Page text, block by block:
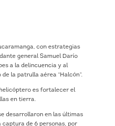
con estrategias
general Samuel Darío
a la delincuencia y al
la patrulla aérea “Halcón”.
es fortalecer el
en tierra.
desarrollaron en las últimas
captura de 6 personas, por